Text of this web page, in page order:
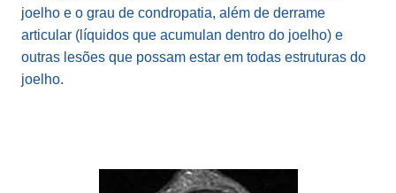
joelho e o grau de condropatia, além de derrame
articular (líquidos que acumulan dentro do joelho) e
outras lesões que possam estar em todas estruturas do
joelho.